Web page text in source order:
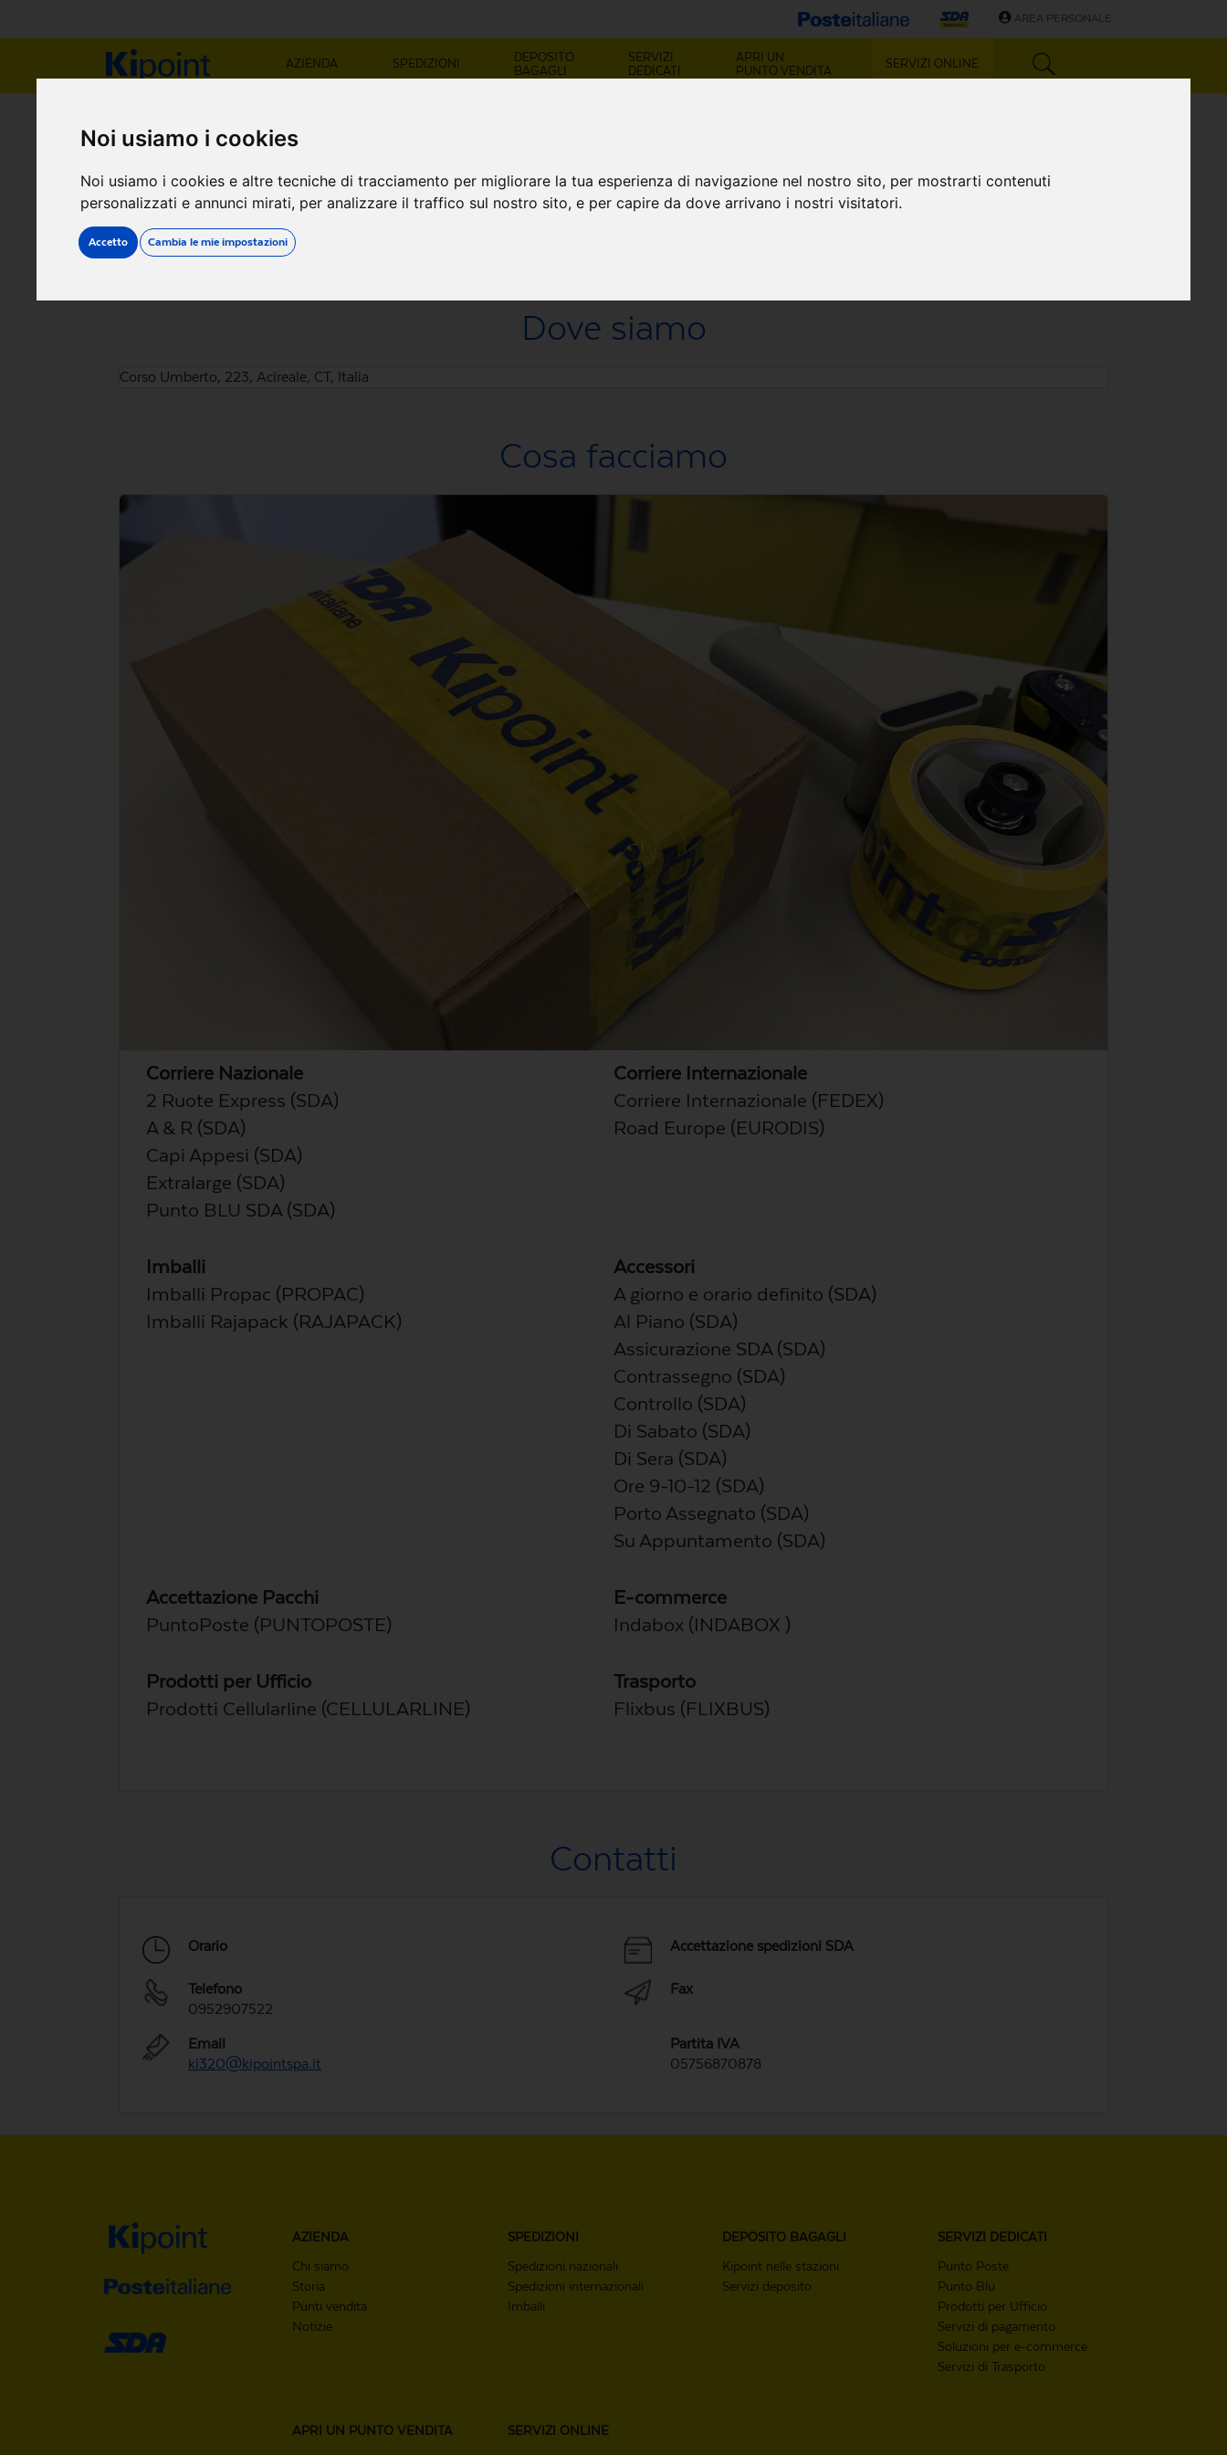
Noi usiamo i cookies
Noi usiamo i cookies e altre tecniche di tracciamento per migliorare la tua esperienza di navigazione nel nostro sito, per mostrarti contenuti
personalizzati e annunci mirati, per analizzare il traffico sul nostro sito, e per capire da dove arrivano i nostri visitatori.
Accetto Cambia le mie impostazioni
AREA PERSONALE
AZIENDA SPEDIZIONI
DEPOSITO
BAGAGLI
SERVIZI
DEDICATI
APRI UN
PUNTO VENDITA
SERVIZI ONLINE
NEGOZIO KIPOINT ACIREALE (CT)
Corso Umberto, 223
Dove siamo
Corso Umberto, 223, Acireale, CT, Italia
Cosa facciamo
Corriere Nazionale
2 Ruote Express (SDA)
A & R (SDA)
Capi Appesi (SDA)
Extralarge (SDA)
Punto BLU SDA (SDA)
Corriere Internazionale
Corriere Internazionale (FEDEX)
Road Europe (EURODIS)
Imballi
Imballi Propac (PROPAC)
Imballi Rajapack (RAJAPACK)
Accessori
A giorno e orario definito (SDA)
Al Piano (SDA)
Assicurazione SDA (SDA)
Contrassegno (SDA)
Controllo (SDA)
Di Sabato (SDA)
Di Sera (SDA)
Ore 9-10-12 (SDA)
Porto Assegnato (SDA)
Su Appuntamento (SDA)
Accettazione Pacchi
PuntoPoste (PUNTOPOSTE)
E-commerce
Indabox (INDABOX )
Prodotti per Ufficio
Prodotti Cellularline (CELLULARLINE)
Trasporto
Flixbus (FLIXBUS)
Contatti
Orario Accettazione spedizioni SDA
Telefono
0952907522
Fax
Email
ki320@kipointspa.it
Partita IVA
05756870878
AZIENDA
Chi siamo
Storia
Punti vendita
Notizie
SPEDIZIONI
Spedizioni nazionali
Spedizioni internazionali
Imballi
DEPOSITO BAGAGLI
Kipoint nelle stazioni
Servizi deposito
SERVIZI
DEDICATI
Punto Poste
Punto Blu
Prodotti per Ufficio
Servizi di pagamento
Soluzioni per e-commerce
Servizi di Trasporto
APRI UN
PUNTO VENDITA
SERVIZI ONLINE